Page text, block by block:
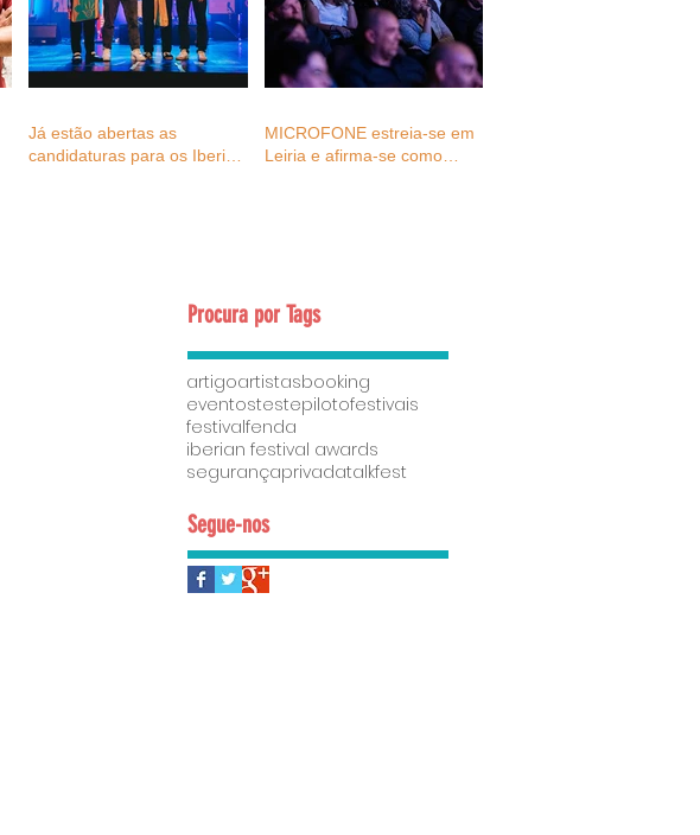
Já estão abertas as
candidaturas para os Iberian
MICROFONE estreia-se em
Leiria e afirma-se como
Procura por Tags
artigoartistasbooking
eventostestepilotofestivais
festivalfenda
iberian festival awards
segurançaprivadatalkfest
Segue-nos